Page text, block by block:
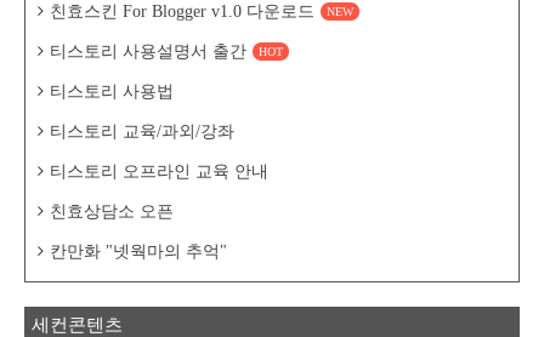
친효스킨 For Blogger v1.0 다운로드 NEW
티스토리 사용설명서 출간 HOT
티스토리 사용법
티스토리 교육/과외/강좌
티스토리 오프라인 교육 안내
친효상담소 오픈
칸만화 "넷웍마의 추억"
세컨콘텐츠